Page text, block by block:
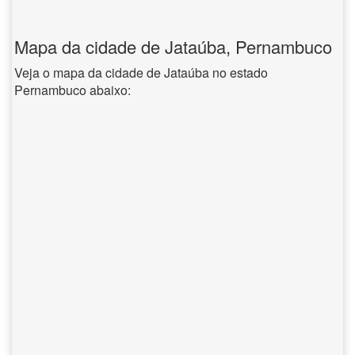
Mapa da cidade de Jataúba, Pernambuco
Veja o mapa da cidade de Jataúba no estado
Pernambuco abaixo: